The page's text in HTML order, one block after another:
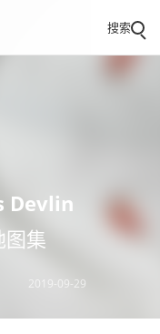
搜索
Devlin
图集
2019-09-29